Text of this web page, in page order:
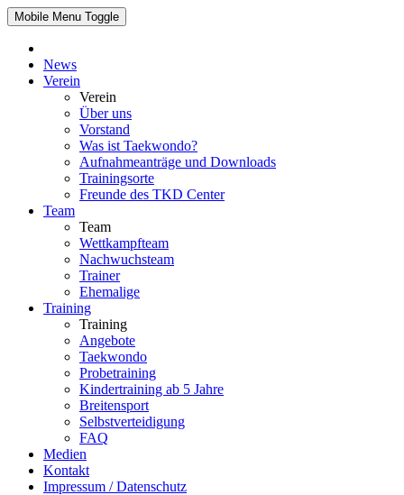
Mobile Menu Toggle
News
Verein
Verein
Über uns
Vorstand
Was ist Taekwondo?
Aufnahmeanträge und Downloads
Trainingsorte
Freunde des TKD Center
Team
Team
Wettkampfteam
Nachwuchsteam
Trainer
Ehemalige
Training
Training
Angebote
Taekwondo
Probetraining
Kindertraining ab 5 Jahre
Breitensport
Selbstverteidigung
FAQ
Medien
Kontakt
Impressum / Datenschutz